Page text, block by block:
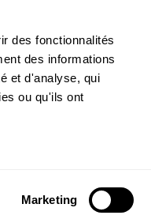
des fonctionnalités
des informations
et d'analyse, qui
ou qu'ils ont
Marketing
DE SCIENCE.LU
DE SCIENCE.LU